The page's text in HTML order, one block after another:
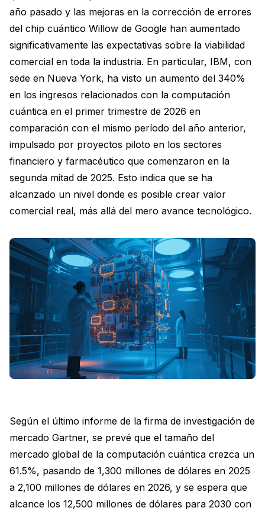
año pasado y las mejoras en la corrección de errores
del chip cuántico Willow de Google han aumentado
significativamente las expectativas sobre la viabilidad
comercial en toda la industria. En particular, IBM, con
sede en Nueva York, ha visto un aumento del 340%
en los ingresos relacionados con la computación
cuántica en el primer trimestre de 2026 en
comparación con el mismo período del año anterior,
impulsado por proyectos piloto en los sectores
financiero y farmacéutico que comenzaron en la
segunda mitad de 2025. Esto indica que se ha
alcanzado un nivel donde es posible crear valor
comercial real, más allá del mero avance tecnológico.
Según el último informe de la firma de investigación de
mercado Gartner, se prevé que el tamaño del
mercado global de la computación cuántica crezca un
61.5%, pasando de 1,300 millones de dólares en 2025
a 2,100 millones de dólares en 2026, y se espera que
alcance los 12,500 millones de dólares para 2030 con